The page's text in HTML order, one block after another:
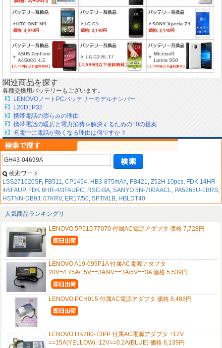
関連商品を探す
各種交換用バッテリーもございます。
LENOVOノートPCバッテリーモデルナンバー
L20D1P32
携帯電話の膨らみの理由
携帯電話の暖房と電力消費を解決するための10の提案
充電中に電話が熱くなる理由は何ですか？
検索ワード
LSS271620SF, FB511, CP1454, HB3-875mAh, FB421, Z52H 10pcs, FDK 14HR-
4/5FAUP, FDK 8HR-4/3FAUPC, RSC-BA, SANYO 5N-700AACL, PA5265U-1BRS,
HSTNN-DB9J, 07KRV, ER17/50, SPTM1B, HBLDT40
人気商品ランキングリ
LENOVO 5P51D77070 付属AC電源アダプタ 価格 7,728円
LENOVO A19-095P1A 付属AC電源アダプタ
20V=4.75A/15V==3A/9V==3A/5V==3A 価格 5,539円
LENOVO PCH015 付属AC電源アダプタ 価格 8,488円
LENOVO HK280-73PP 付属AC電源アダプタ +12V
==15A(YELLOW),-12V==0.2A(BLUE) 価格 6,139円